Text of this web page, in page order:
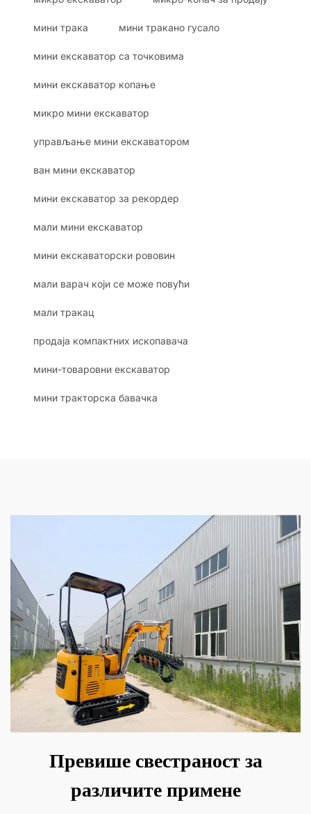
мини трака мини тракано гусало
мини екскаватор са точковима
мини екскаватор копање
микро мини екскаватор
управљање мини екскаватором
ван мини екскаватор
мини екскаватор за рекордер
мали мини екскаватор
мини екскаваторски рововин
мали варач који се може повући
мали тракац
продаја компактних ископавача
мини-товаровни екскаватор
мини тракторска бавачка
Превише свестраност за
различите примене